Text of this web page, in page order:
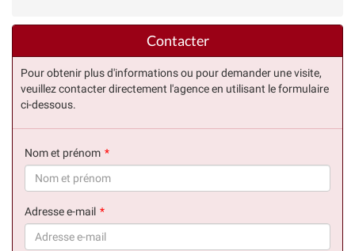
Contacter
Pour obtenir plus d'informations ou pour demander une visite,
veuillez contacter directement l'agence en utilisant le formulaire
ci-dessous.
Nom et prénom
Adresse e-mail